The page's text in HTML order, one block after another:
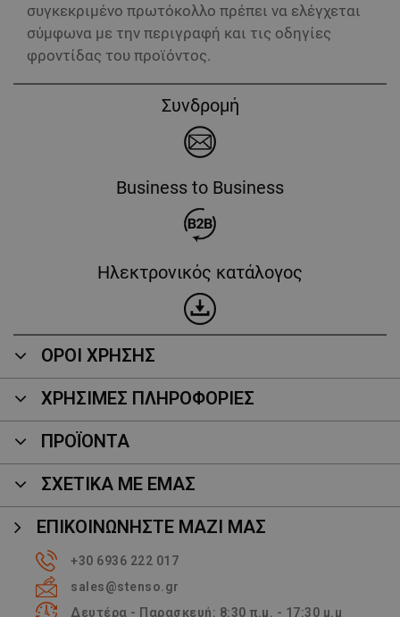
συγκεκριμένο πρωτόκολλο πρέπει να ελέγχεται
σύμφωνα με την περιγραφή και τις οδηγίες
φροντίδας του προϊόντος.
Συνδρομή
Business to Business
Ηλεκτρονικός κατάλογος
ΟΡΟΙ ΧΡΗΣΗΣ
ΧΡΗΣΙΜΕΣ ΠΛΗΡΟΦΟΡΙΕΣ
ΠΡΟΪΌΝΤΑ
ΣΧΕΤΙΚΑ ΜΕ ΕΜΑΣ
ΕΠΙΚΟΙΝΩΝΉΣΤΕ ΜΑΖΊ ΜΑΣ
+30 6936 222 017
sales@stenso.gr
Δευτέρα - Παρασκευή: 8:30 π.μ. - 17:30 μ.μ